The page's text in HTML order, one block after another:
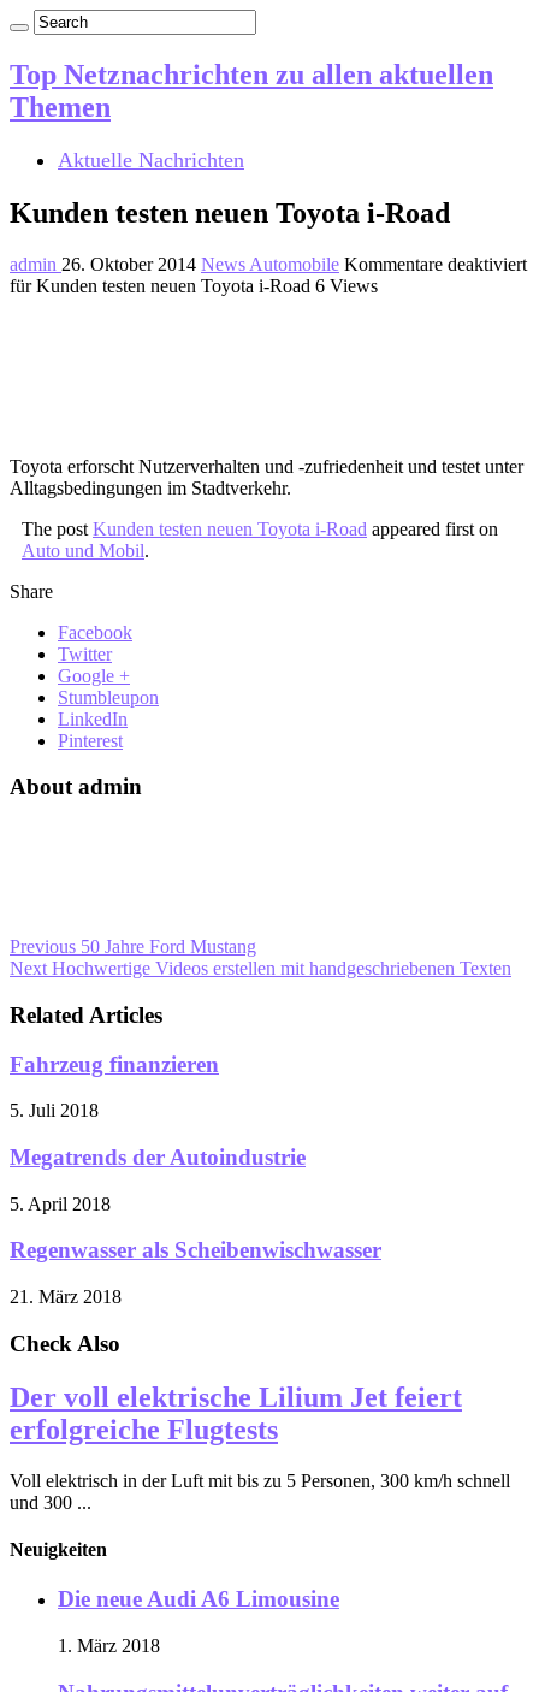
Top Netznachrichten zu allen aktuellen
Themen
Aktuelle Nachrichten
Kunden testen neuen Toyota i-Road
admin 26. Oktober 2014 News Automobile Kommentare deaktiviert
für Kunden testen neuen Toyota i-Road 6 Views
Toyota erforscht Nutzerverhalten und -zufriedenheit und testet unter
Alltagsbedingungen im Stadtverkehr.
The post Kunden testen neuen Toyota i-Road appeared first on
Auto und Mobil.
Share
Facebook
Twitter
Google +
Stumbleupon
LinkedIn
Pinterest
About admin
Previous 50 Jahre Ford Mustang
Next Hochwertige Videos erstellen mit handgeschriebenen Texten
Related Articles
Fahrzeug finanzieren
5. Juli 2018
Megatrends der Autoindustrie
5. April 2018
Regenwasser als Scheibenwischwasser
21. März 2018
Check Also
Der voll elektrische Lilium Jet feiert
erfolgreiche Flugtests
Voll elektrisch in der Luft mit bis zu 5 Personen, 300 km/h schnell
und 300 ...
Neuigkeiten
Die neue Audi A6 Limousine
1. März 2018